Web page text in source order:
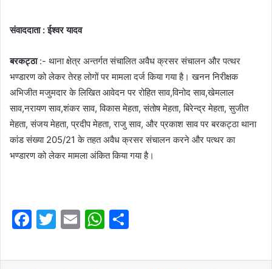
संवाददाता : ईश्वर यादव
बरकट्ठा:- थाना क्षेत्र अन्तर्गत संचालित अवैध क्रसर संचालन और पत्थर
भण्डारण को लेकर तेरह लोगों पर मामला दर्ज किया गया है। खनन निरीक्षक
अभिजीत मजुमदार के लिखित आवेदन पर रोहित साव,विनोद साव,खेमलाल
साव,नरायण साव,शंकर साव, विकास मेहता, संतोष मेहता, बिरेन्द्र मेहता, सुजीत
मेहता, संजय मेहता, प्रदीप मेहता, राजु साव, और प्रकाश साव पर बरकट्ठा थाना
कांड संख्या 205/21 के तहत अवैध क्रसर संचालन करने और पत्थर का
भण्डारण को लेकर मामला अंकित किया गया है।
F
c
T
itt
E
ai
W
at ar